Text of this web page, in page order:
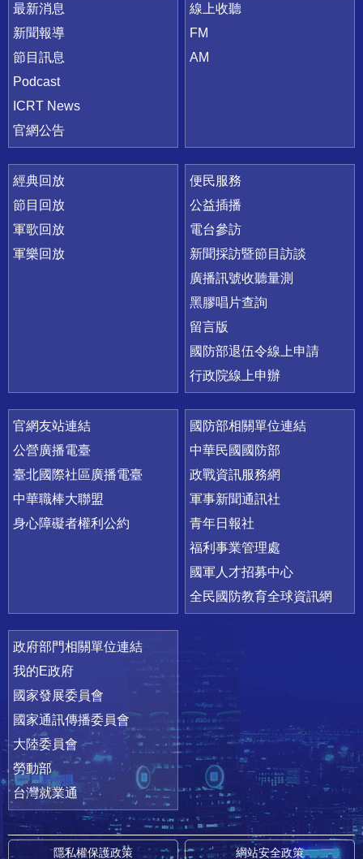
最新消息
新聞報導
節目訊息
Podcast
ICRT News
官網公告
線上收聽
FM
AM
經典回放
節目回放
軍歌回放
軍樂回放
便民服務
公益插播
電台參訪
新聞採訪暨節目訪談
廣播訊號收聽量測
黑膠唱片查詢
留言版
國防部退伍令線上申請
行政院線上申辦
官網友站連結
公營廣播電臺
臺北國際社區廣播電臺
中華職棒大聯盟
身心障礙者權利公約
國防部相關單位連結
中華民國國防部
政戰資訊服務網
軍事新聞通訊社
青年日報社
福利事業管理處
國軍人才招募中心
全民國防教育全球資訊網
政府部門相關單位連結
我的E政府
國家發展委員會
國家通訊傳播委員會
大陸委員會
勞動部
台灣就業通
隱私權保護政策 網站安全政策